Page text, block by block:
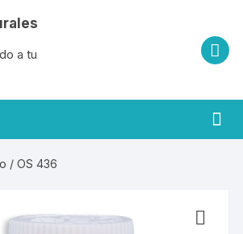
a tu
/ OS 436